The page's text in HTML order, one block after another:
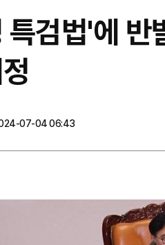
특검법'에 반
07-04 06:43